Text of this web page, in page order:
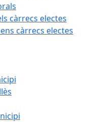
càrrecs electes
càrrecs electes